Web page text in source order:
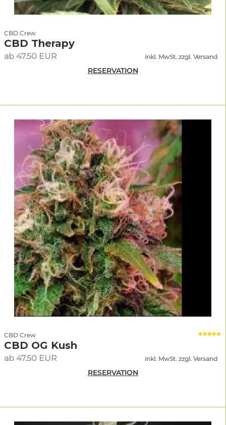
CBD Crew
CBD Therapy
ab 47.50 EUR inkl. MwSt. zzgl. Versand
RESERVATION
CBD Crew
CBD OG Kush
ab 47.50 EUR inkl. MwSt. zzgl. Versand
RESERVATION